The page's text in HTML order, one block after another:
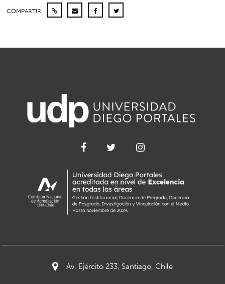
COMPARTIR
Av. Ejército 233, Santiago, Chile